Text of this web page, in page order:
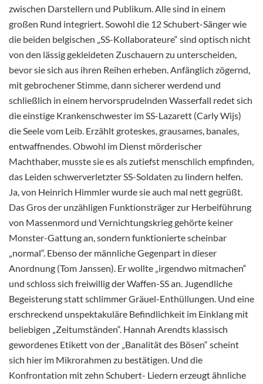
zwischen Darstellern und Publikum. Alle sind in einem
großen Rund integriert. Sowohl die 12 Schubert-Sänger wie
die beiden belgischen „SS-Kollaborateure“ sind optisch nicht
von den lässig gekleideten Zuschauern zu unterscheiden,
bevor sie sich aus ihren Reihen erheben. Anfänglich zögernd,
mit gebrochener Stimme, dann sicherer werdend und
schließlich in einem hervorsprudelnden Wasserfall redet sich
die einstige Krankenschwester im SS-Lazarett (Carly Wijs)
die Seele vom Leib. Erzählt groteskes, grausames, banales,
entwaffnendes. Obwohl im Dienst mörderischer
Machthaber, musste sie es als zutiefst menschlich empfinden,
das Leiden schwerverletzter SS-Soldaten zu lindern helfen.
Ja, von Heinrich Himmler wurde sie auch mal nett gegrüßt.
Das Gros der unzähligen Funktionsträger zur Herbeiführung
von Massenmord und Vernichtungskrieg gehörte keiner
Monster-Gattung an, sondern funktionierte scheinbar
„normal“. Ebenso der männliche Gegenpart in dieser
Anordnung (Tom Janssen). Er wollte „irgendwo mitmachen“
und schloss sich freiwillig der Waffen-SS an. Jugendliche
Begeisterung statt schlimmer Gräuel-Enthüllungen. Und eine
erschreckend unspektakuläre Befindlichkeit im Einklang mit
beliebigen „Zeitumständen“. Hannah Arendts klassisch
gewordenes Etikett von der „Banalität des Bösen“ scheint
sich hier im Mikrorahmen zu bestätigen. Und die
Konfrontation mit zehn Schubert- Liedern erzeugt ähnliche